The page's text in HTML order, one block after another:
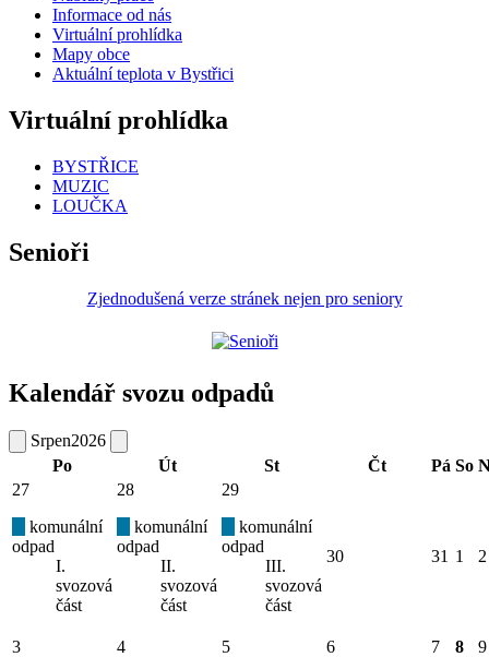
Informace od nás
Virtuální prohlídka
Mapy obce
Aktuální teplota v Bystřici
Virtuální prohlídka
BYSTŘICE
MUZIC
LOUČKA
Senioři
Zjednodušená verze stránek nejen pro seniory
Kalendář svozu odpadů
Srpen2026
Po
Út St Čt Pá So
27
komunální
odpad
I.
svozová
část
28
komunální
odpad
II.
svozová
část
29
komunální
odpad
III.
svozová
část
30 31 1 2
3 4 5 6 7 8 9